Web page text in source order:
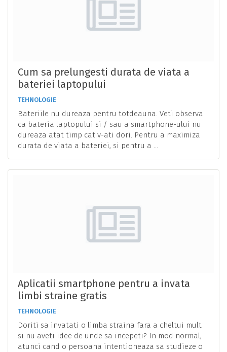
Cum sa prelungesti durata de viata a
bateriei laptopului
TEHNOLOGIE
Bateriile nu dureaza pentru totdeauna. Veti observa
ca bateria laptopului si / sau a smartphone-ului nu
dureaza atat timp cat v-ati dori. Pentru a maximiza
durata de viata a bateriei, si pentru a ...
Aplicatii smartphone pentru a invata
limbi straine gratis
TEHNOLOGIE
Doriti sa invatati o limba straina fara a cheltui mult
si nu aveti idee de unde sa incepeti? In mod normal,
atunci cand o persoana intentioneaza sa studieze o